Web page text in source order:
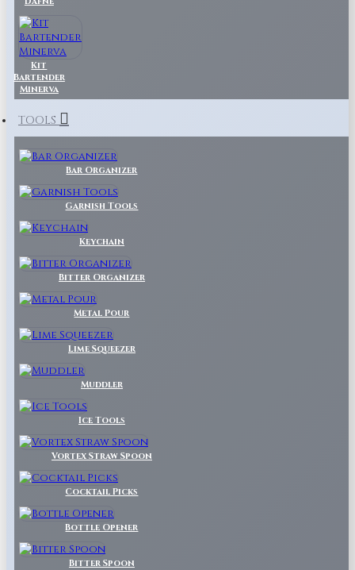
Kit
Bartender
Minerva
TOOLS
Bar Organizer
Garnish Tools
Keychain
Bitter Organizer
Metal Pour
Lime Squeezer
Muddler
Ice Tools
Vortex Straw Spoon
Cocktail Picks
Bottle Opener
Bitter Spoon